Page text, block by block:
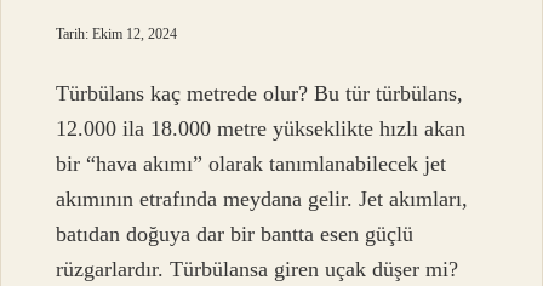
Tarih: Ekim 12, 2024
Türbülans kaç metrede olur? Bu tür türbülans,
12.000 ila 18.000 metre yükseklikte hızlı akan
bir “hava akımı” olarak tanımlanabilecek jet
akımının etrafında meydana gelir. Jet akımları,
batıdan doğuya dar bir bantta esen güçlü
rüzgarlardır. Türbülansa giren uçak düşer mi?